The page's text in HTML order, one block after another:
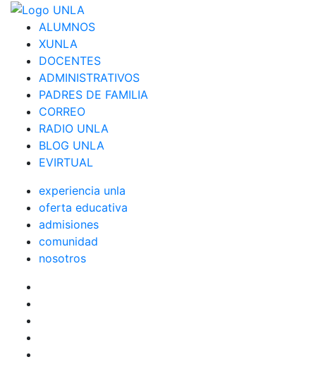
ALUMNOS
XUNLA
DOCENTES
ADMINISTRATIVOS
PADRES DE FAMILIA
CORREO
RADIO UNLA
BLOG UNLA
EVIRTUAL
experiencia unla
oferta educativa
admisiones
comunidad
nosotros